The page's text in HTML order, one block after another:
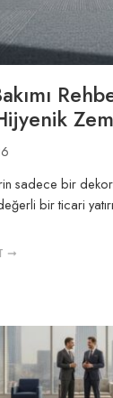
sadece bir
bir ticari
➞